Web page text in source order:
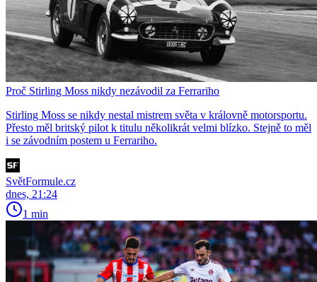
Proč Stirling Moss nikdy nezávodil za Ferrariho
Stirling Moss se nikdy nestal mistrem světa v královně motorsportu.
Přesto měl britský pilot k titulu několikrát velmi blízko. Stejně to měl
i se závodním postem u Ferrariho.
SvětFormule.cz
dnes, 21:24
1 min